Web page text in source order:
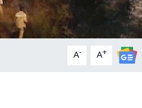
A- A+